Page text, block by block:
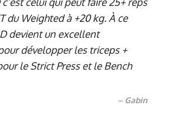
du Weighted à +20 kg. À ce
devient un excellent
développer les triceps +
le Strict Press et le Bench
– Gabin